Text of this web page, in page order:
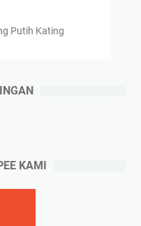
Putih Kating
KAMI